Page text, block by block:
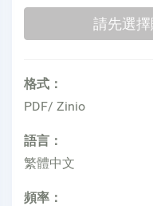
格式：
PDF/ Zinio
語言：
繁體中文
頻率：